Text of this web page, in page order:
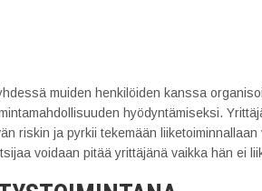
muiden henkilöiden kanssa
hyödyntämiseksi.
riskin ja pyrkii tekemään
voidaan pitää yrittäjänä vaikka hän ei